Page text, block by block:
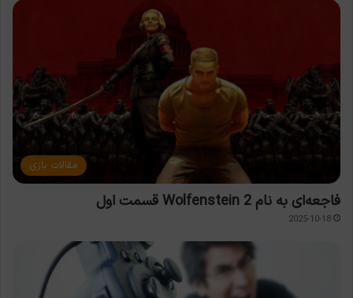
مقالات بازی
فاجعه‌ای به نام Wolfenstein 2 قسمت اول
2025-10-18